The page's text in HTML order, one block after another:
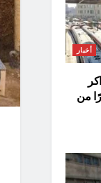
أخبار
من